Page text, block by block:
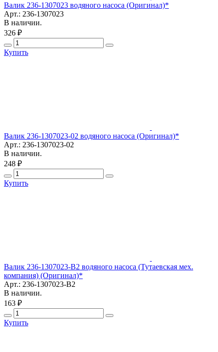
Валик 236-1307023 водяного насоса (Оригинал)*
Арт.: 236-1307023
В наличии.
326 ₽
Купить
Валик 236-1307023-02 водяного насоса (Оригинал)*
Арт.: 236-1307023-02
В наличии.
248 ₽
Купить
Валик 236-1307023-В2 водяного насоса (Тутаевская мех.
компания) (Оригинал)*
Арт.: 236-1307023-В2
В наличии.
163 ₽
Купить